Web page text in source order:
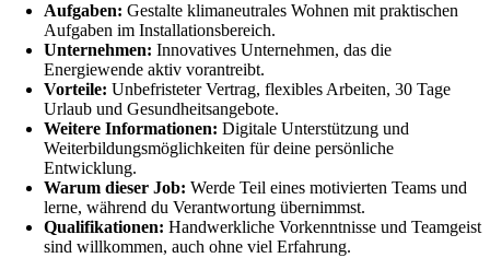
Aufgaben: Gestalte klimaneutrales Wohnen mit praktischen
Aufgaben im Installationsbereich.
Unternehmen: Innovatives Unternehmen, das die
Energiewende aktiv vorantreibt.
Vorteile: Unbefristeter Vertrag, flexibles Arbeiten, 30 Tage
Urlaub und Gesundheitsangebote.
Weitere Informationen: Digitale Unterstützung und
Weiterbildungsmöglichkeiten für deine persönliche
Entwicklung.
Warum dieser Job: Werde Teil eines motivierten Teams und
lerne, während du Verantwortung übernimmst.
Qualifikationen: Handwerkliche Vorkenntnisse und Teamgeist
sind willkommen, auch ohne viel Erfahrung.